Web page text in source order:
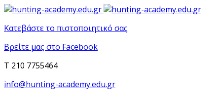
Κατεβάστε το πιστοποιητικό σας
Βρείτε μας στο Facebook
T 210 7755464
info@hunting-academy.edu.gr